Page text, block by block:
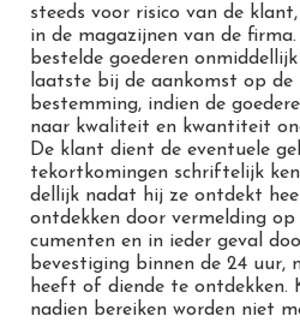
steeds voor risico van de
in de magazijnen van de
bestelde goederen
laatste bij de aankomst op de
bestemming, indien de
naar kwaliteit en kwantiteit
De klant dient de eventuele
tekortkomingen schriftelijk
dellijk nadat hij ze ontdekt
ontdekken door vermelding op
cumenten en in ieder geval
bevestiging binnen de 24 uur,
heeft of diende te ontdekken.
nadien bereiken worden niet